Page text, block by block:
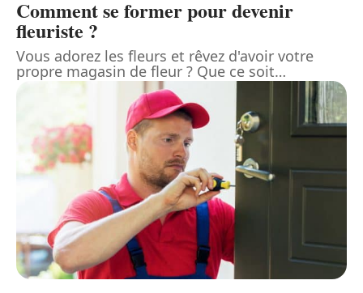
Comment se former pour devenir
fleuriste ?
Vous adorez les fleurs et rêvez d'avoir votre
propre magasin de fleur ? Que ce soit…